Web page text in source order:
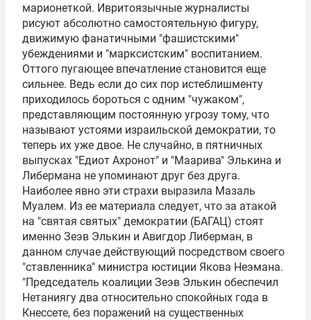
марионеткой. Ивритоязычные журналисты
рисуют абсолютно самостоятельную фигуру,
движимую фанатичными "фашистскими"
убеждениями и "марксистским" воспитанием.
Оттого пугающее впечатление становится еще
сильнее. Ведь если до сих пор истеблишменту
приходилось бороться с одним "чужаком",
представляющим постоянную угрозу тому, что
называют устоями израильской демократии, то
теперь их уже двое. Не случайно, в пятничных
выпусках "Едиот Ахронот" и "Маарива" Элькина и
Либермана не упоминают друг без друга.
Наиболее явно эти страхи выразила Мазаль
Муалем. Из ее материала следует, что за атакой
на "святая святых" демократии (БАГАЦ) стоят
именно Зеэв Элькин и Авигдор Либерман, в
данном случае действующий посредством своего
"ставленника" министра юстиции Якова Неэмана.
"Председатель коалиции Зеэв Элькин обеспечил
Нетаниягу два относительно спокойных года в
Кнессете, без поражений на существенных